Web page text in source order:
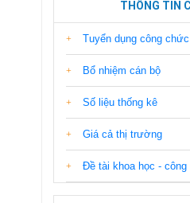
THÔNG TIN
Tuyển dụng công chức
Bổ nhiệm cán bộ
Số liệu thống kê
Giá cả thị trường
Đề tài khoa học - công